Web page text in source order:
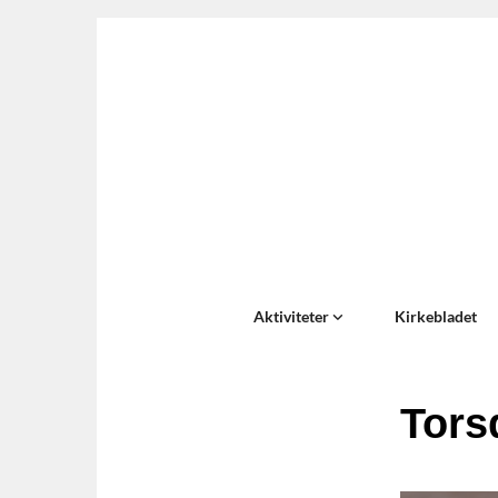
Aktiviteter Kirkebladet